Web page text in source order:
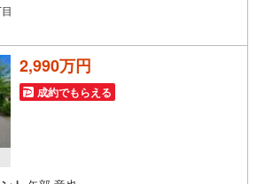
2,990万円
成約でもらえる